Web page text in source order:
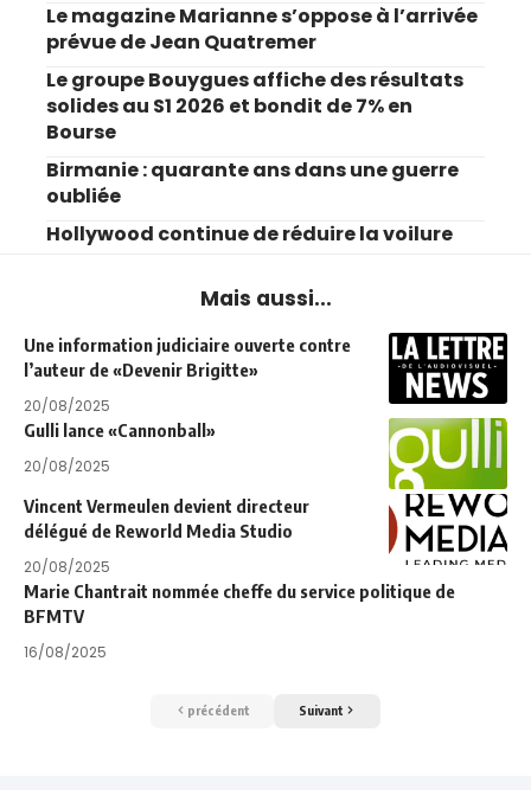
Le magazine Marianne s’oppose à l’arrivée
prévue de Jean Quatremer
Le groupe Bouygues affiche des résultats
solides au S1 2026 et bondit de 7% en
Bourse
Birmanie : quarante ans dans une guerre
oubliée
Hollywood continue de réduire la voilure
Mais aussi...
Une information judiciaire ouverte contre
l’auteur de «Devenir Brigitte»
20/08/2025
Gulli lance «Cannonball»
20/08/2025
Vincent Vermeulen devient directeur
délégué de Reworld Media Studio
20/08/2025
Marie Chantrait nommée cheffe du service politique de
BFMTV
16/08/2025
précédent Suivant